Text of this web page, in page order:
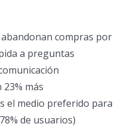
compras por
a preguntas
más
el medio preferido para
de usuarios)